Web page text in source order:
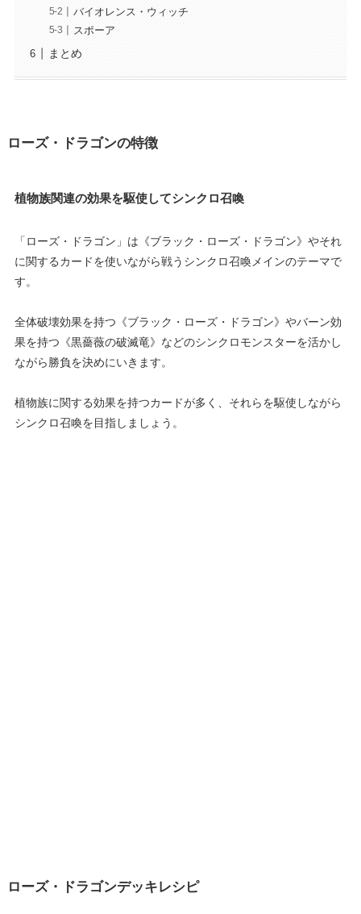
バイオレンス・ウィッチ
スポーア
まとめ
ローズ・ドラゴンの特徴
植物族関連の効果を駆使してシンクロ召喚
「ローズ・ドラゴン」は《ブラック・ローズ・ドラゴン》やそれ
に関するカードを使いながら戦うシンクロ召喚メインのテーマで
す。
全体破壊効果を持つ《ブラック・ローズ・ドラゴン》やバーン効
果を持つ《黒薔薇の破滅竜》などのシンクロモンスターを活かし
ながら勝負を決めにいきます。
植物族に関する効果を持つカードが多く、それらを駆使しながら
シンクロ召喚を目指しましょう。
ローズ・ドラゴンデッキレシピ